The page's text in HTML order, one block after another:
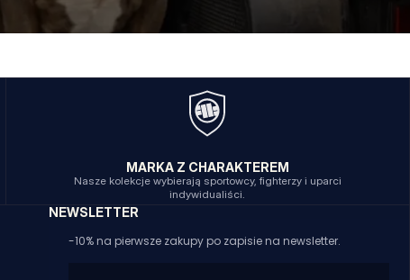
MARKA Z CHARAKTEREM
Nasze kolekcje wybierają sportowcy, fighterzy i uparci
indywidualiści.
NEWSLETTER
-10% na pierwsze zakupy po zapisie na newsletter.